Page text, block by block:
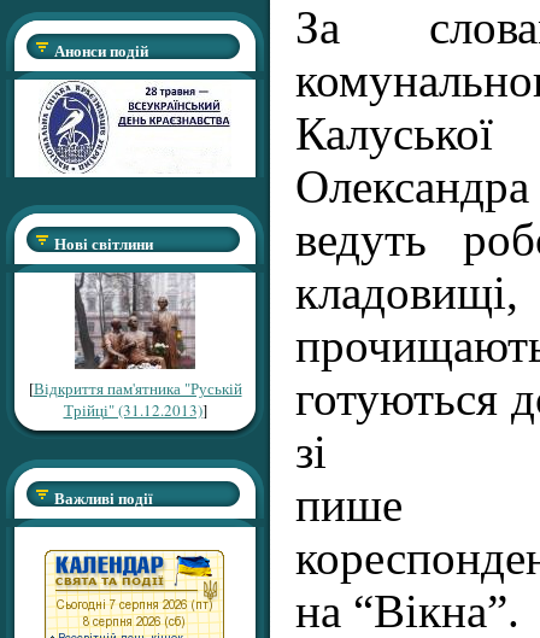
Анонси подій
Нові світлини
[Відкриття пам'ятника "Руській
Трійці" (31.12.2013)]
Важливі події
За
ведуть
готуються
зі
пише
на “Вікна”.